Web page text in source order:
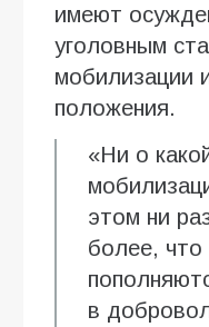
имеют
уголовным
мобилизации
положения.
«Ни о
этом ни
более, что
в